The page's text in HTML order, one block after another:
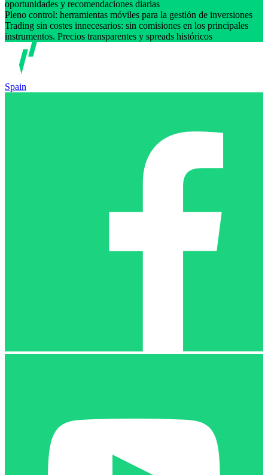
oportunidades y recomendaciones diarias
Pleno control: herramientas móviles para la gestión de inversiones
Trading sin costes innecesarios: sin comisiones en los principales
instrumentos. Precios transparentes y spreads históricos
Spain